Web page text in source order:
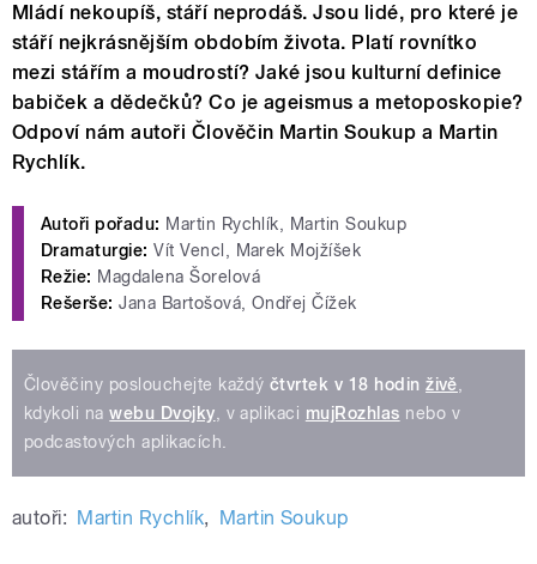
Mládí nekoupíš, stáří neprodáš. Jsou lidé, pro které je
stáří nejkrásnějším obdobím života. Platí rovnítko
mezi stářím a moudrostí? Jaké jsou kulturní definice
babiček a dědečků? Co je ageismus a metoposkopie?
Odpoví nám autoři Člověčin Martin Soukup a Martin
Rychlík.
Autoři pořadu: Martin Rychlík, Martin Soukup
Dramaturgie: Vít Vencl, Marek Mojžíšek
Režie: Magdalena Šorelová
Rešerše: Jana Bartošová, Ondřej Čížek
Člověčiny poslouchejte každý čtvrtek v 18 hodin živě,
kdykoli nawebu Dvojky, v aplikaci mujRozhlas nebo v
podcastových aplikacích.
autoři: Martin Rychlík, Martin Soukup